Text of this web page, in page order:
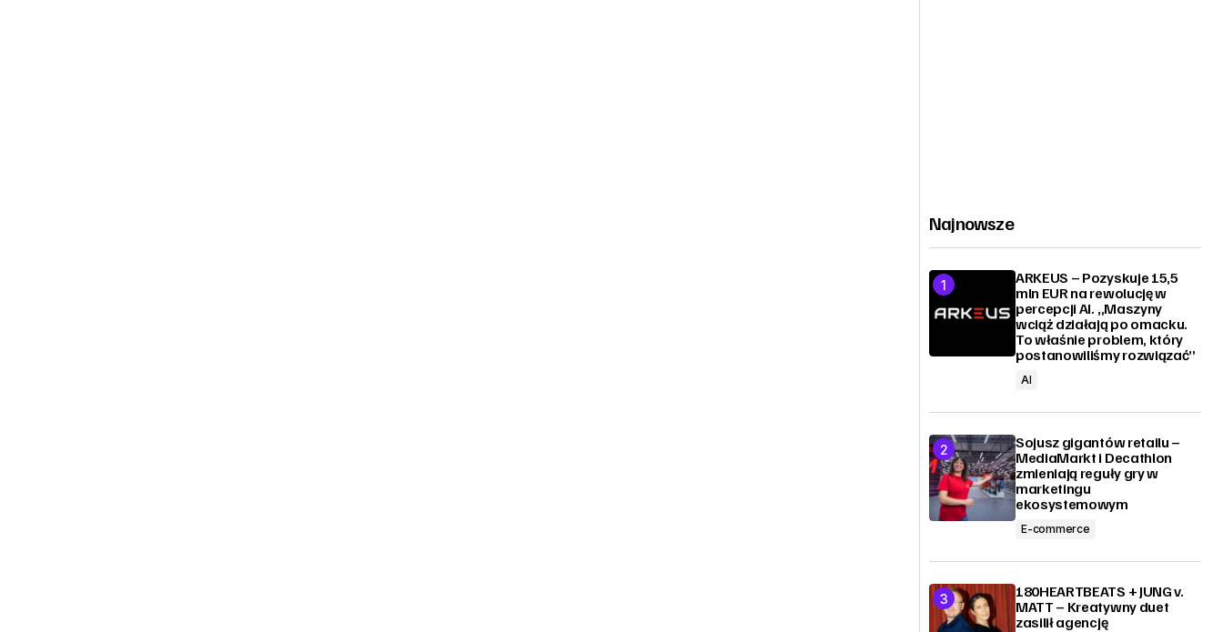
Najnowsze
ARKEUS – Pozyskuje 15,5
mln EUR na rewolucję w
percepcji AI. „Maszyny
wciąż działają po omacku.
To właśnie problem, który
postanowiliśmy rozwiązać”
AI
Sojusz gigantów retailu –
MediaMarkt i Decathlon
zmieniają reguły gry w
marketingu
ekosystemowym
E-commerce
180HEARTBEATS + JUNG v.
MATT – Kreatywny duet
zasilił agencję